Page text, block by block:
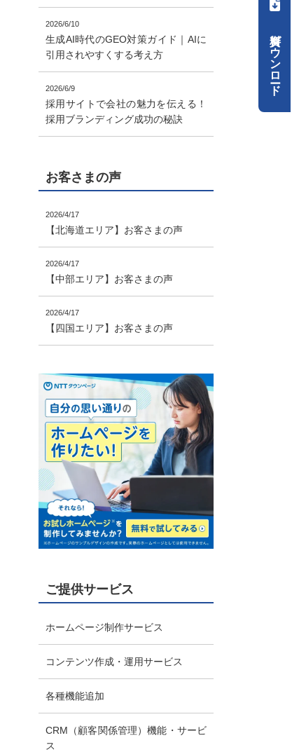
資料ダウンロード
2026/6/10
生成AI時代のGEO対策ガイド｜AIに
引用されやすくする考え方
2026/6/9
採用サイトで会社の魅力を伝える！
採用ブランディング成功の秘訣
お客さまの声
2026/4/17
【北海道エリア】お客さまの声
2026/4/17
【中部エリア】お客さまの声
2026/4/17
【四国エリア】お客さまの声
ご提供サービス
ホームページ制作サービス
コンテンツ作成・運用サービス
各種機能追加
CRM（顧客関係管理）機能・サービ
ス